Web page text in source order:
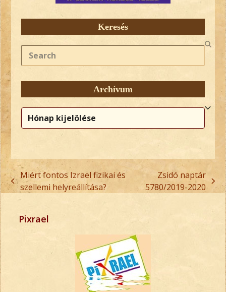
Keresés
Search
Archívum
Archívum
previous
post:
Miért fontos Izrael fizikai és
szellemi helyreállítása?
next
Zsidó naptár
5780/2019-2020
Pixrael